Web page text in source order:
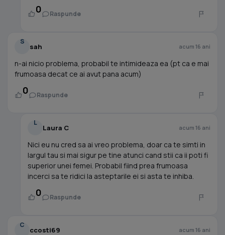
0 Raspunde
S
sah acum 16 ani
n-ai nicio problema, probabil te intimideaza ea (pt ca e mai
frumoasa decat ce ai avut pana acum)
0 Raspunde
L
Laura C acum 16 ani
Nici eu nu cred sa ai vreo problema, doar ca te simti in
largul tau si mai sigur pe tine atunci cand stii ca ii poti fi
superior unei femei. Probabil fiind prea frumoasa
incerci sa te ridici la asteptarile ei si asta te inhiba.
0 Raspunde
C
ccosti69 acum 16 ani